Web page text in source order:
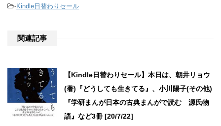
-Kindle日替わりセール
関連記事
【Kindle日替わりセール】本日は、朝井リョウ
(著)『どうしても生きてる』、小川陽子(その他)
『学研まんが日本の古典まんがで読む 源氏物
語』など3冊 [20/7/22]